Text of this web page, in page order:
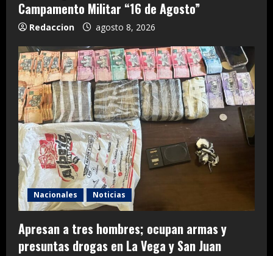
Campamento Militar “16 de Agosto”
Redaccion agosto 8, 2026
Nacionales Noticias
Apresan a tres hombres; ocupan armas y
presuntas drogas en La Vega y San Juan